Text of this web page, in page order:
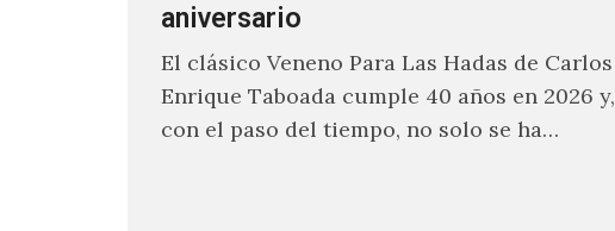
aniversario
El clásico Veneno Para Las Hadas de Carlos
Enrique Taboada cumple 40 años en 2026 y,
con el paso del tiempo, no solo se ha…